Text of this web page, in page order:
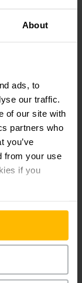
About
ads, to
our traffic.
of our site with
partners who
you’ve
from your use
if you